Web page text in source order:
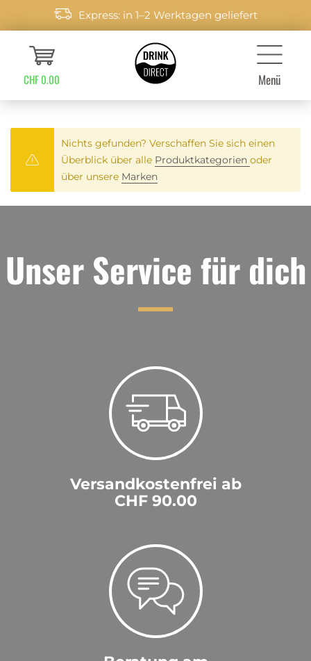
Express: in 1–2 Werktagen geliefert
CHF 0.00 Menü
Nichts gefunden? Verschaffen Sie sich einen
Überblick über alle Produktkategorien oder
über unsere Marken
Unser Service für dich
Versandkostenfrei ab
CHF 90.00